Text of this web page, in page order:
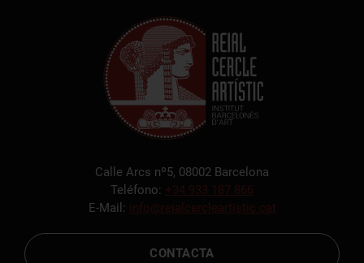
Calle Arcs nº5, 08002 Barcelona
Teléfono: +34 933 187 866
E-Mail: info@reialcercleartistic.cat
CONTACTA